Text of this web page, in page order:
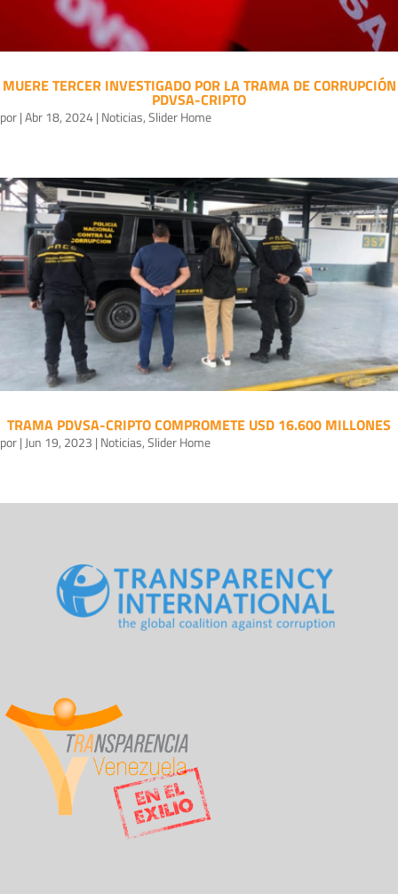
MUERE TERCER INVESTIGADO POR LA TRAMA DE CORRUPCIÓN
PDVSA-CRIPTO
por|Abr 18, 2024| Noticias,Slider Home
TRAMA PDVSA-CRIPTO COMPROMETE USD 16.600 MILLONES
por| Jun 19, 2023 | Noticias,Slider Home